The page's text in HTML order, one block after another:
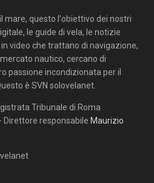
mare, questo l'obiettivo dei nostri
le guide di vela, le notizie
video che trattano di navigazione,
nautico, cercano di
passione incondizionata per il
è SVN solovelanet.
Tribunale di Roma
responsabile Maurizio